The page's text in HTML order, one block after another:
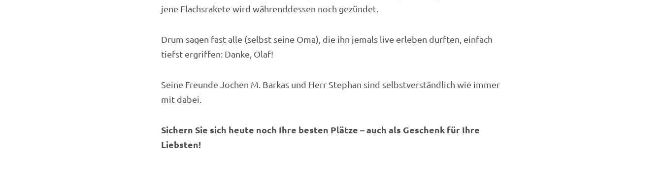
jene Flachsrakete wird währenddessen noch gezündet.
Drum sagen fast alle (selbst seine Oma), die ihn jemals live erleben durften, einfach
tiefst ergriffen: Danke, Olaf!
Seine Freunde Jochen M. Barkas und Herr Stephan sind selbstverständlich wie immer
mit dabei.
Sichern Sie sich heute noch Ihre besten Plätze – auch als Geschenk für Ihre
Liebsten!